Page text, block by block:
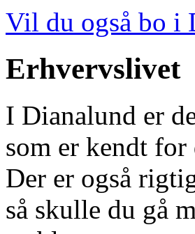
Vil du også bo i
Erhvervslivet
I Dianalund er
som er kendt
Der er også
så skulle du gå